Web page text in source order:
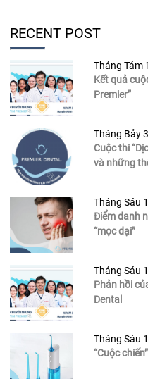
RECENT POST
Tháng Tám
Kết quả
Premier”
Tháng Bảy
Cuộc thi
và những
Tháng Sáu
Điểm danh
“mọc dại”
Tháng Sáu
Phản hồi
Dental
Tháng Sáu
“Cuộc